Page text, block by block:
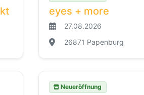
eyes + more
27.08.2026
26871 Papenburg
Neueröffnung